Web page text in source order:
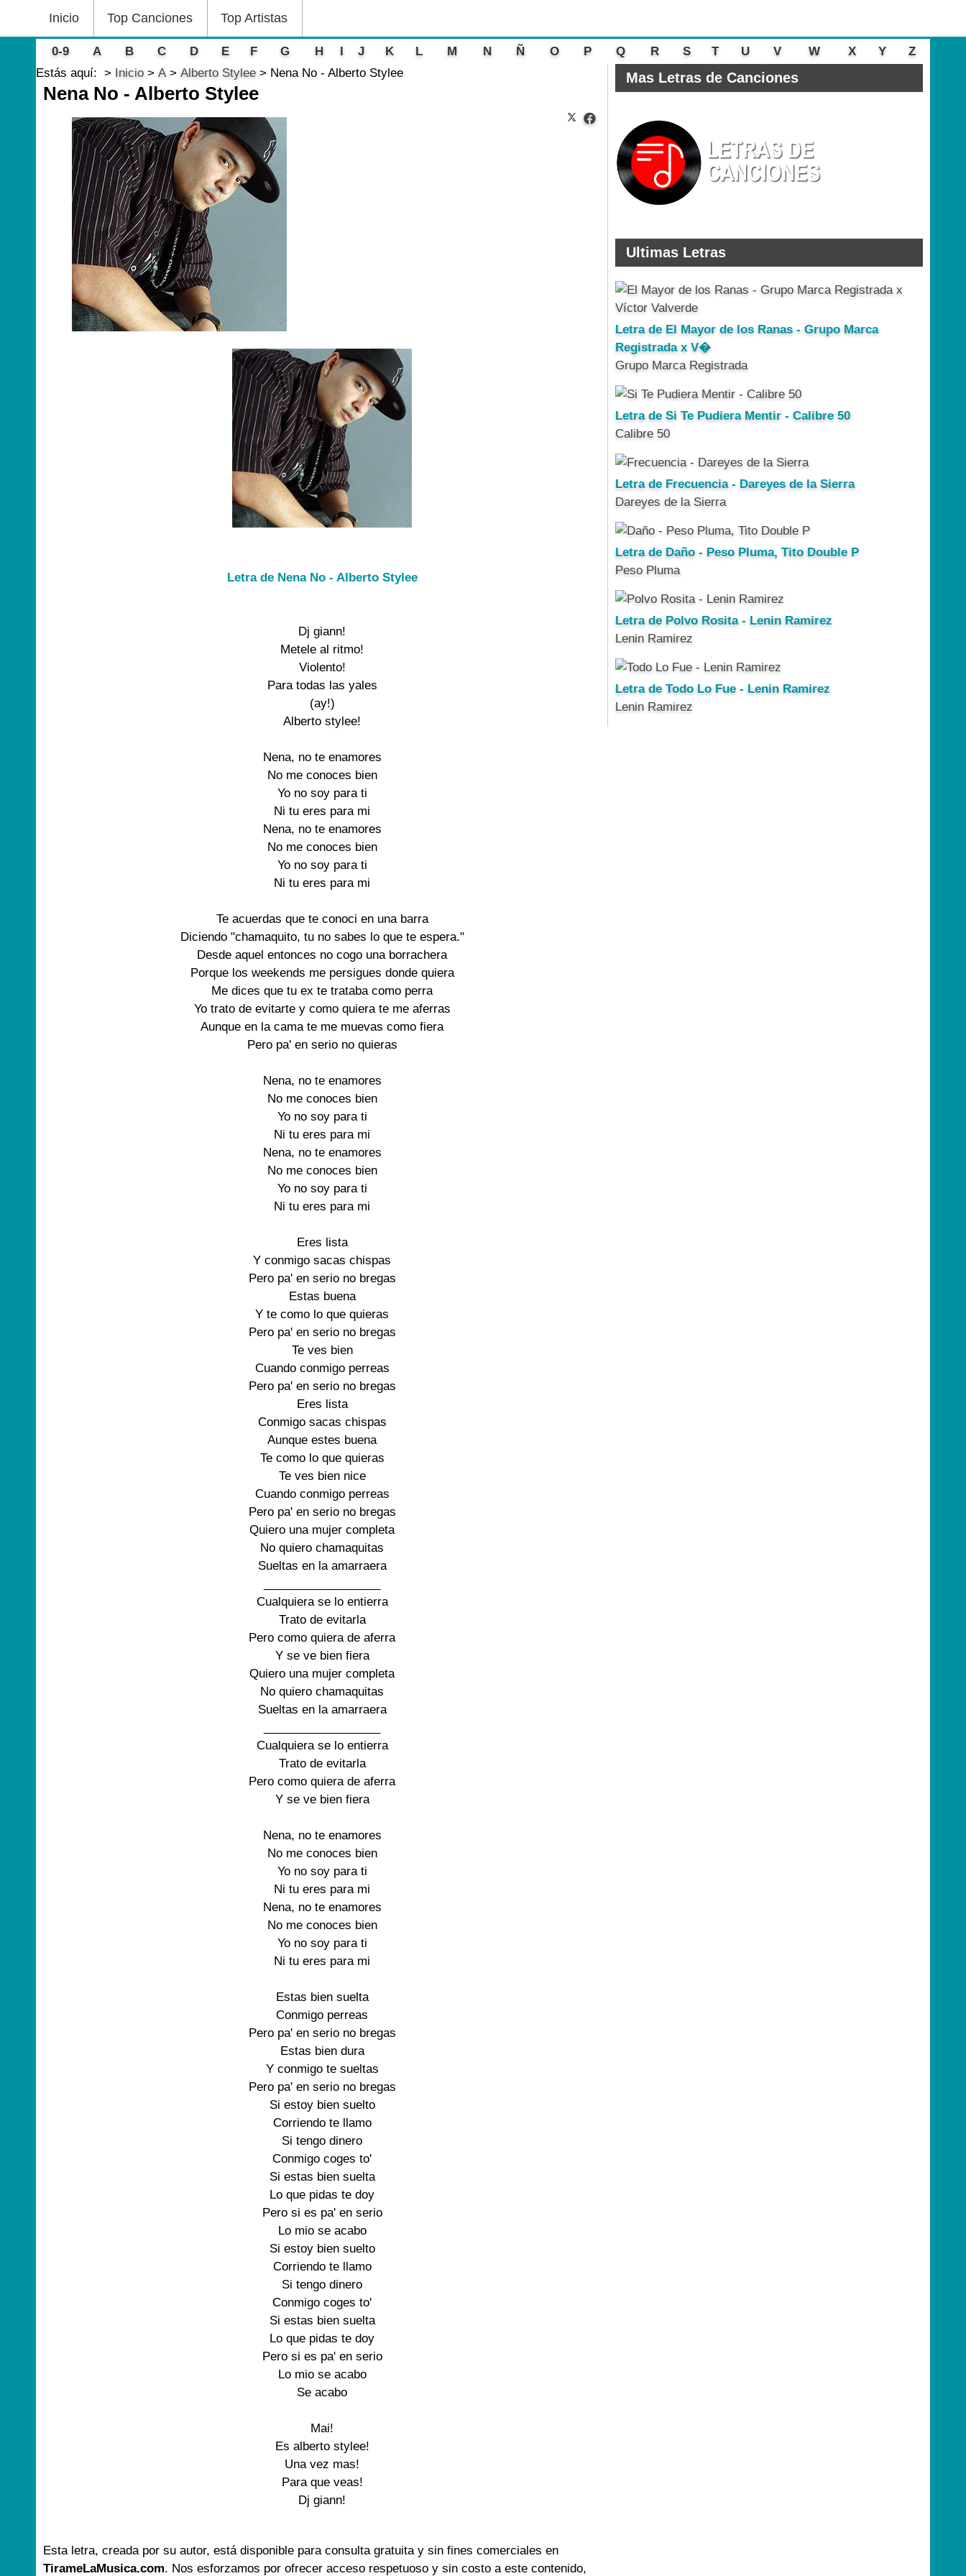
Inicio Top Canciones Top Artistas
0-9 A B C D E F G H I J K L M N Ñ O P Q R S T U V W X Y
Z
Estás aquí:
Inicio A Alberto Stylee Nena No - Alberto Stylee
Nena No - Alberto Stylee
Letra de Nena No - Alberto Stylee
Dj giann!
Metele al ritmo!
Violento!
Para todas las yales
(ay!)
Alberto stylee!
Nena, no te enamores
No me conoces bien
Yo no soy para ti
Ni tu eres para mi
Nena, no te enamores
No me conoces bien
Yo no soy para ti
Ni tu eres para mi
Te acuerdas que te conoci en una barra
Diciendo "chamaquito, tu no sabes lo que te espera."
Desde aquel entonces no cogo una borrachera
Porque los weekends me persigues donde quiera
Me dices que tu ex te trataba como perra
Yo trato de evitarte y como quiera te me aferras
Aunque en la cama te me muevas como fiera
Pero pa' en serio no quieras
Nena, no te enamores
No me conoces bien
Yo no soy para ti
Ni tu eres para mi
Nena, no te enamores
No me conoces bien
Yo no soy para ti
Ni tu eres para mi
Eres lista
Y conmigo sacas chispas
Pero pa' en serio no bregas
Estas buena
Y te como lo que quieras
Pero pa' en serio no bregas
Te ves bien
Cuando conmigo perreas
Pero pa' en serio no bregas
Eres lista
Conmigo sacas chispas
Aunque estes buena
Te como lo que quieras
Te ves bien nice
Cuando conmigo perreas
Pero pa' en serio no bregas
Quiero una mujer completa
No quiero chamaquitas
Sueltas en la amarraera
Cualquiera se lo entierra
Trato de evitarla
Pero como quiera de aferra
Y se ve bien fiera
Quiero una mujer completa
No quiero chamaquitas
Sueltas en la amarraera
Cualquiera se lo entierra
Trato de evitarla
Pero como quiera de aferra
Y se ve bien fiera
Nena, no te enamores
No me conoces bien
Yo no soy para ti
Ni tu eres para mi
Nena, no te enamores
No me conoces bien
Yo no soy para ti
Ni tu eres para mi
Estas bien suelta
Conmigo perreas
Pero pa' en serio no bregas
Estas bien dura
Y conmigo te sueltas
Pero pa' en serio no bregas
Si estoy bien suelto
Corriendo te llamo
Si tengo dinero
Conmigo coges to'
Si estas bien suelta
Lo que pidas te doy
Pero si es pa' en serio
Lo mio se acabo
Si estoy bien suelto
Corriendo te llamo
Si tengo dinero
Conmigo coges to'
Si estas bien suelta
Lo que pidas te doy
Pero si es pa' en serio
Lo mio se acabo
Se acabo
Mai!
Es alberto stylee!
Una vez mas!
Para que veas!
Dj giann!
Esta letra, creada por su autor, está disponible para consulta gratuita y sin fines comerciales en
TirameLaMusica.com. Nos esforzamos por ofrecer acceso respetuoso y sin costo a este contenido,
Mas Letras de Canciones
Ultimas Letras
Letra de El Mayor de los Ranas - Grupo Marca
Registrada x V�
Grupo Marca Registrada
Letra de Si Te Pudiera Mentir - Calibre 50
Calibre 50
Letra de Frecuencia - Dareyes de la Sierra
Dareyes de la Sierra
Letra de Daño - Peso Pluma, Tito Double P
Peso Pluma
Letra de Polvo Rosita - Lenin Ramirez
Lenin Ramirez
Letra de Todo Lo Fue - Lenin Ramirez
Lenin Ramirez